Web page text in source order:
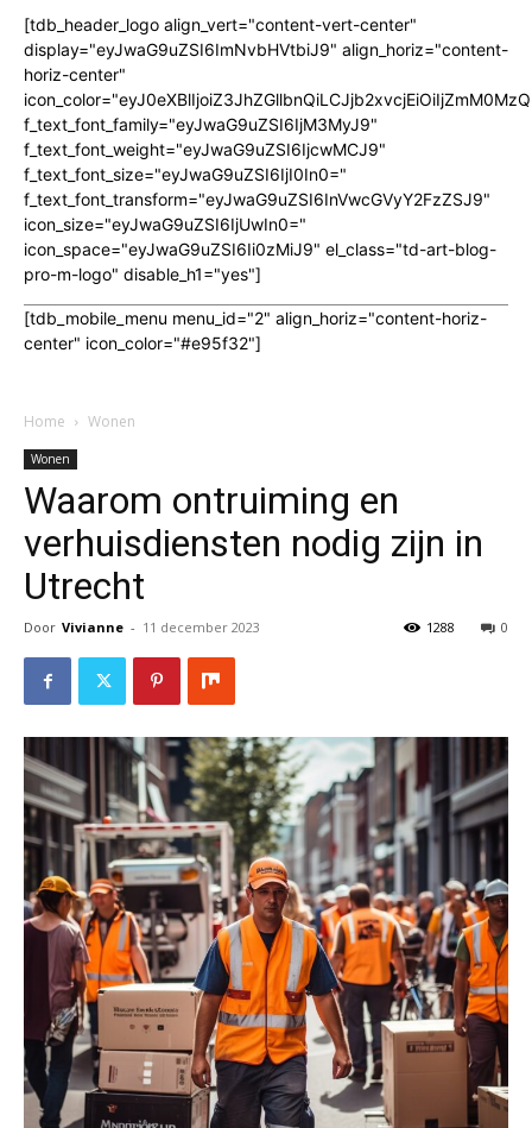
[tdb_header_logo align_vert="content-vert-center"
display="eyJwaG9uZSI6ImNvbHVtbiJ9" align_horiz="content-
horiz-center"
f_text_font_family="eyJwaG9uZSI6IjM3MyJ9"
f_text_font_weight="eyJwaG9uZSI6IjcwMCJ9"
f_text_font_size="eyJwaG9uZSI6IjI0In0="
f_text_font_transform="eyJwaG9uZSI6InVwcGVyY2FzZSJ9"
icon_size="eyJwaG9uZSI6IjUwIn0="
icon_space="eyJwaG9uZSI6Ii0zMiJ9" el_class="td-art-blog-
pro-m-logo" disable_h1="yes"]
[tdb_mobile_menu menu_id="2" align_horiz="content-horiz-
center" icon_color="#e95f32"]
Home Wonen
Wonen
Waarom ontruiming en
verhuisdiensten nodig zijn in
Utrecht
Door Vivianne - 11 december 2023 0
1288